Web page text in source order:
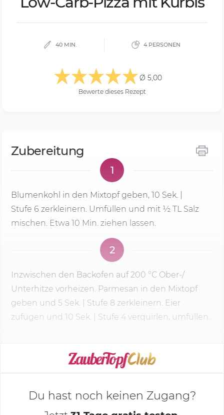
40 MIN. 4 PERSONEN
Ø 5,00
Bewerte dieses Rezept
Zubereitung
1
Blumenkohl in den Mixtopf geben, 10 Sek.
Stufe 6 zerkleinern. Umfüllen und mit ½ TL Salz
mischen. Etwa 10 Min. ziehen lassen.
2
Inzwischen den Backofen auf200 °C Ober-/
Unterhitze vorheizen. Parmesan in den Mixtopf
geben und 5 Sek. Stufe 8 zerkleinern. Eier
zufügen und 10 Sek. | Stufe 4 verquirlen, umfüllen.
KOCHMODUS STARTEN
Du hast noch keinen Zugang?